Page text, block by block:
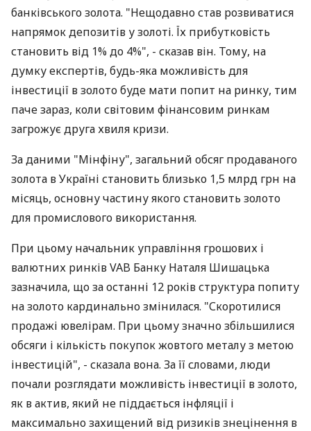
банківського золота. "Нещодавно став розвиватися
напрямок депозитів у золоті. Їх прибутковість
становить від 1% до 4%", - сказав він. Тому, на
думку експертів, будь-яка можливість для
інвестиції в золото буде мати попит на ринку, тим
паче зараз, коли світовим фінансовим ринкам
загрожує друга хвиля кризи.
За даними "Мінфіну", загальний обсяг продаваного
золота в Україні становить близько 1,5 млрд грн на
місяць, основну частину якого становить золото
для промислового використання.
При цьому начальник управління грошових і
валютних ринків VAB Банку Наталя Шишацька
зазначила, що за останні 12 років структура попиту
на золото кардинально змінилася. "Скоротилися
продажі ювелірам. При цьому значно збільшилися
обсяги і кількість покупок жовтого металу з метою
інвестицій", - сказала вона. За її словами, люди
почали розглядати можливість інвестиції в золото,
як в актив, який не піддається інфляції і
максимально захищений від ризиків знецінення в